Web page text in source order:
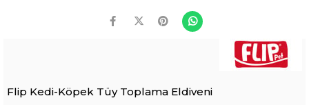
Flip Kedi-Köpek Tüy Toplama Eldiveni